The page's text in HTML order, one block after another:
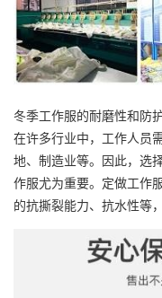
冬季工作服的耐磨性和防
在许多行业中，工作人员
地、制造业等。因此，选
作服尤为重要。定做工作
的抗撕裂能力、抗水性等